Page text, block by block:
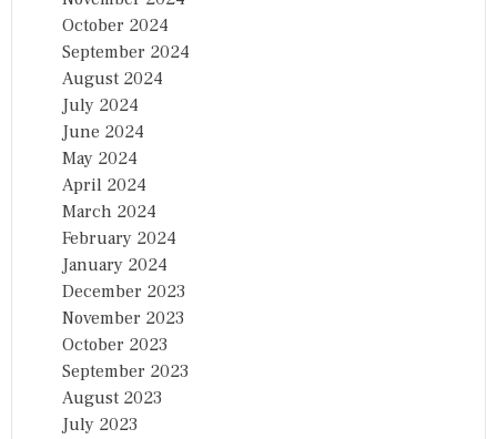
October 2024
September 2024
August 2024
July 2024
June 2024
May 2024
April 2024
March 2024
February 2024
January 2024
December 2023
November 2023
October 2023
September 2023
August 2023
July 2023